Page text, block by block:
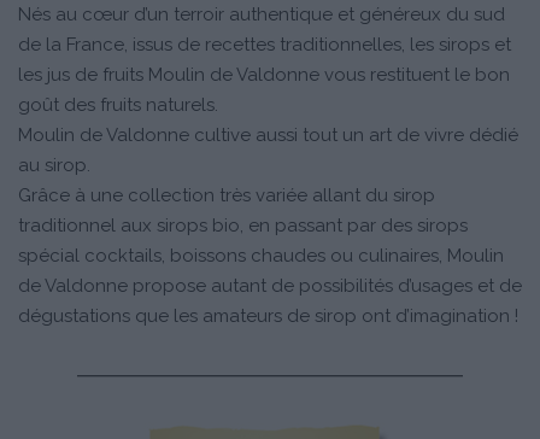
Nés au cœur d’un terroir authentique et généreux du sud
de la France, issus de recettes traditionnelles, les sirops et
les jus de fruits Moulin de Valdonne vous restituent le bon
goût des fruits naturels.
Moulin de Valdonne cultive aussi tout un art de vivre dédié
au sirop.
Grâce à une collection très variée allant du sirop
traditionnel aux sirops bio, en passant par des sirops
spécial cocktails, boissons chaudes ou culinaires, Moulin
de Valdonne propose autant de possibilités d’usages et de
dégustations que les amateurs de sirop ont d’imagination !